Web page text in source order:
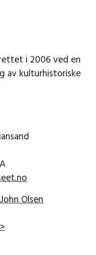
i 2006 ved en
av kulturhistoriske
Olsen